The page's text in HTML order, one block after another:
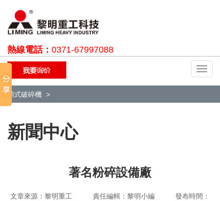
熱線電話： 0371-67997088
切
換
顎式破碎機
新聞中心
著名粉碎設備廠
文章來源：黎明重工 責任編輯：黎明小編 發布時間：